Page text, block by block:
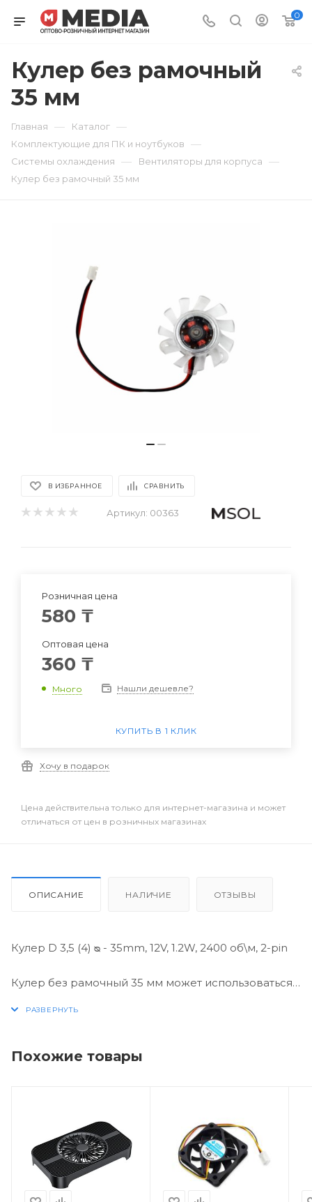
0
Кулер без рамочный
35 мм
Главная — Каталог —
Комплектующие для ПК и ноутбуков —
Системы охлаждения — Вентиляторы для корпуса —
Кулер без рамочный 35 мм
В ИЗБРАННОЕ СРАВНИТЬ
Артикул: 00363
Розничная цена
580 ₸
Оптовая цена
360 ₸
Много Нашли дешевле?
КУПИТЬ В 1 КЛИК
Хочу в подарок
Цена действительна только для интернет-магазина и может
отличаться от цен в розничных магазинах
ОПИСАНИЕ НАЛИЧИЕ ОТЗЫВЫ
Кулер D 3,5 (4) ᴓ - 35mm, 12V, 1.2W, 2400 об\м, 2-pin
Кулер без рамочный 35 мм может использоваться
могут монтироваться внутри некоторых ультра
Похожие товары